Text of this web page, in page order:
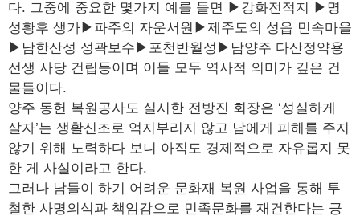
다. 그중에 중요한 몇가지 예를 들면 ▶강화전적지 ▶명
성황후 생가▶파주의 자운서원▶제주도의 성읍 민속마을
▶남한산성 성곽보수▶포천반월성▶남양주 다산정약용
선생 사당 건립등이며 이들 모두 역사적 의미가 깊은 건
물들이다.
양주 동헌 복원공사도 실시한 전방진 회장은 ‘성실하게
살자’는 생활신조로 억지부리지 않고 남에게 피해를 주지
않기 위해 노력하다 보니 아직도 경제적으로 자유롭지 못
한 게 사실이라고 한다.
그러나 남들이 하기 어려운 문화재 복원 사업을 통해 투
철한 사명의식과 책임감으로 민족문화를 재건한다는 긍